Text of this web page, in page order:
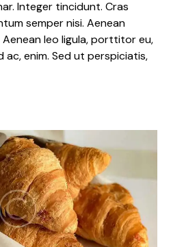
Integer tincidunt. Cras
semper nisi. Aenean
leo ligula, porttitor eu,
enim. Sed ut perspiciatis,